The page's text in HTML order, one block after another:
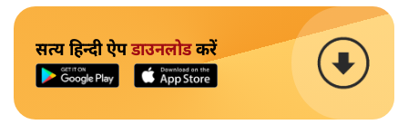
सत्य हिन्दी ऐपडाउनलोडकरें